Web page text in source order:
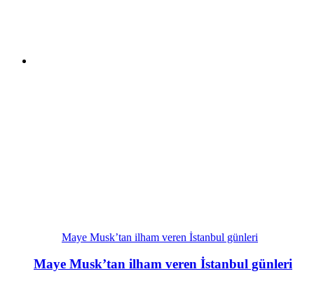
Maye Musk’tan ilham veren İstanbul günleri
Maye Musk’tan ilham veren İstanbul günleri